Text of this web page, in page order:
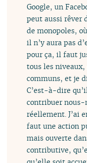
Google, un
peut aussi rêver
de monopoles,
il n’y aura pas
pour ça, il faut
tous les niveaux,
communs, et je
C’est-à-dire
contribuer nous-
réellement. J’ai
faut une action
mais ouverte
contributive,